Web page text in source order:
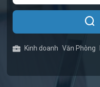
Kinh doanh Văn Phòng